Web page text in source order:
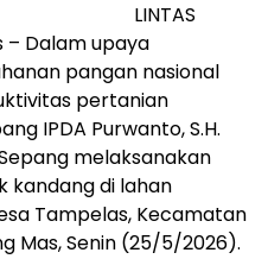
LINTAS
– Dalam upaya
pangan nasional
pertanian
IPDA Purwanto, S.H.
melaksanakan
kandang di lahan
Tampelas, Kecamatan
Mas, Senin (25/5/2026).